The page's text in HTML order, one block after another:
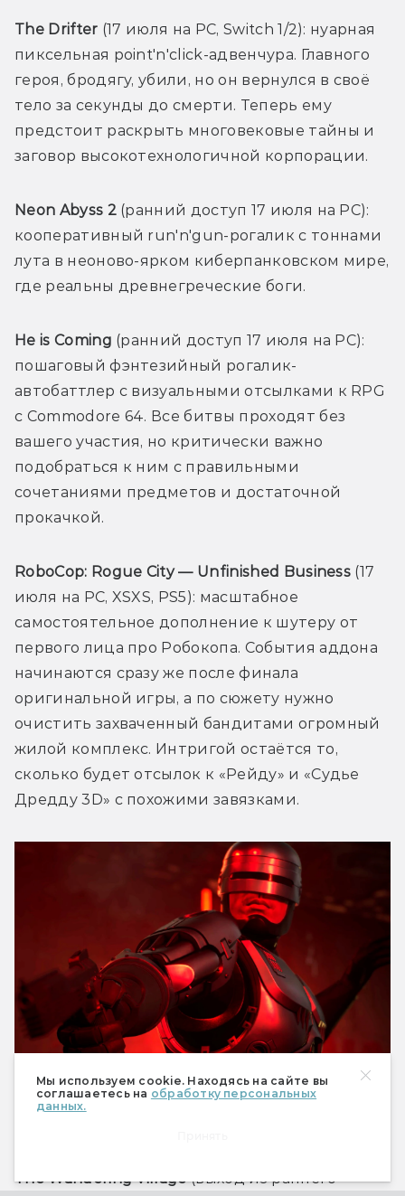
Мы используем cookie. Находясь на сайте вы
соглашаетесь на обработку персональных
данных.
The Drifter (17 июля на PC, Switch 1/2): нуарная
пиксельная point'n'click-адвенчура. Главного
героя, бродягу, убили, но он вернулся в своё
тело за секунды до смерти. Теперь ему
предстоит раскрыть многовековые тайны и
заговор высокотехнологичной корпорации.
Neon Abyss 2 (ранний доступ 17 июля на PC):
кооперативный run'n'gun-рогалик с тоннами
лута в неоново-ярком киберпанковском мире,
где реальны древнегреческие боги.
He is Coming (ранний доступ 17 июля на PC):
пошаговый фэнтезийный рогалик-
автобаттлер с визуальными отсылками к RPG
с Commodore 64. Все битвы проходят без
вашего участия, но критически важно
подобраться к ним с правильными
сочетаниями предметов и достаточной
прокачкой.
RoboCop: Rogue City — Unfinished Business (17
июля на PC, XSXS, PS5): масштабное
самостоятельное дополнение к шутеру от
первого лица про Робокопа. События аддона
начинаются сразу же после финала
оригинальной игры, а по сюжету нужно
очистить захваченный бандитами огромный
жилой комплекс. Интригой остаётся то,
сколько будет отсылок к «Рейду» и «Судье
Дредду 3D» с похожими завязками.
RoboCop: Rogue City — Unfinished Business
The Wandering Village (выход из раннего